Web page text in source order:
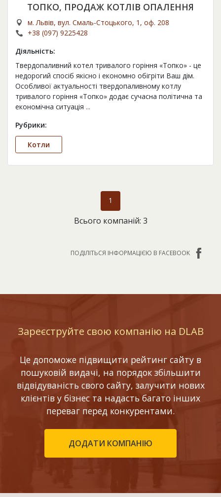
ТОПКО, ПРОДАЖ КОТЛІВ ОПАЛЕННЯ
м. Львів, вул. Смаль-Стоцького, 1, оф. 208
+38 (097) 9225428
Діяльність:
Твердопаливний котел тривалого горіння «Топко» - це
недорогий спосіб якісно і економно обігріти Ваш дім.
Особливої актуальності твердопаливному котлу
тривалого горіння «Топко» додає сучасна політична та
економічна ситуація ...
Рубрики:
Котли
1
Всього компаній: 3
ПОДІЛІТЬСЯ ІНФОРМАЦІЄЮ В FACEBOOK
Зареєструйте свою компанію на DLAB
Це допоможе підвищити рейтинг сайту в
пошуковій видачі, на порядок збільшити
відвідуваність свого сайту, залучити нових
клієнтів у бізнес та надасть багато інших
переваг перед конкурентами.
ДОДАТИ КОМПАНІЮ